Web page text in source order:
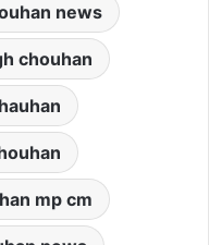
news
chouhan
mp cm